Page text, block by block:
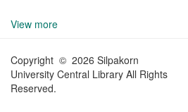
View more
Copyright © 2026 Silpakorn
University Central Library All Rights
Reserved.